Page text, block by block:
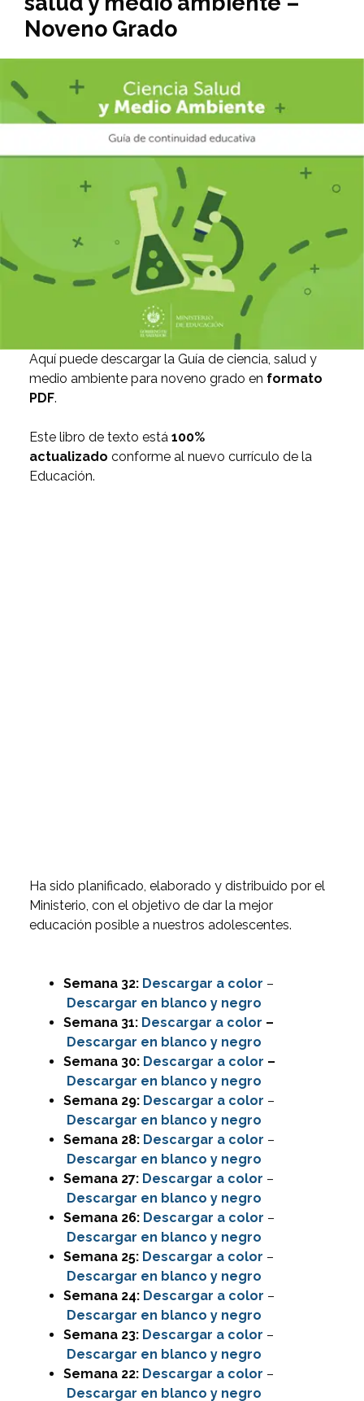
Noveno Grado
Aquí puede descargar la Guía de ciencia, salud y
medio ambiente para noveno grado en formato
PDF.
Este libro de texto está 100%
actualizado conforme al nuevo currículo de la
Educación.
Ha sido planificado, elaborado y distribuido por el
Ministerio, con el objetivo de dar la mejor
educación posible a nuestros adolescentes.
Semana 32: Descargar a color –
Descargar en blanco y negro
Semana 31: Descargar a color –
Descargar en blanco y negro
Semana 30: Descargar a color –
Descargar en blanco y negro
Semana 29: Descargar a color –
Descargar en blanco y negro
Semana 28: Descargar a color –
Descargar en blanco y negro
Semana 27: Descargar a color –
Descargar en blanco y negro
Semana 26: Descargar a color –
Descargar en blanco y negro
Semana 25: Descargar a color –
Descargar en blanco y negro
Semana 24: Descargar a color –
Descargar en blanco y negro
Semana 23: Descargar a color –
Descargar en blanco y negro
Semana 22: Descargar a color –
Descargar en blanco y negro